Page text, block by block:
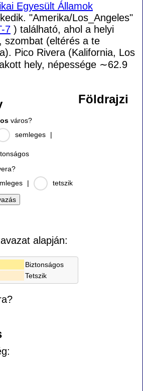
Egyesült Államok
"Amerika/Los_Angeles"
7 ) található, ahol a helyi
szombat (eltérés a te
Pico Rivera (Kalifornia, Los
hely, népessége ∼62.9
város?
semleges |
| tetszik
alapján:
Biztonságos
Tetszik
Földrajzi